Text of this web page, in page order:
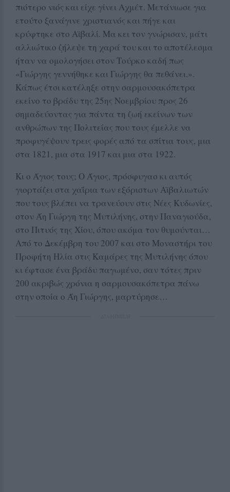
πιότερο νιός και είχε γίνει Αχμέτ. Μετάνιωσε για
ετούτο ξανάγινε χριστιανός και πήγε και
κρύφτηκε στο Αϊβαλί. Μα κει τον γνώρισαν, μάτι
αλλιώτικο ζήλεψε τη χαρά του και το αποτέλεσμα
ήταν να ομολογήσει στον Τούρκο καδή πως
«Γιώργης γεννήθηκε και Γιώργης θα πεθάνει.».
Κάπως έτσι κατέληξε στην σαρμουσακόπετρα
εκείνο το βράδυ της 25ης Νοεμβρίου προς 26
σημαδεύοντας για πάντα τη ζωή εκείνων των
ανθρώπων της Πολιτείας που τους έμελλε να
προφυγέψουν τρεις φορές από τα σπίτια τους, μια
στα 1821, μια στα 1917 και μια στα 1922.
Κι ο Άγιος τους; Ο Άγιος, πρόσφυγασ κι αυτός
γιορτάζει στα χαΐρια των εξόριστων Αϊβαλιωτών
που τους βλέπει να τρανεύουν στις Νέες Κυδωνίες,
στον Άη Γιώργη της Μυτιλήνης, στην Παναγιούδα,
στο Πιτυός της Χίου, όπου ακόμα τον θυμούνται…
Από το Δεκέμβρη του 2007 και στο Μοναστήρι του
Προφήτη Ηλία στις Καμάρες της Μυτιλήνης όπου
κι έφτασε ένα βράδυ παγωμένο, σαν τότες πριν
200 ακριβώς χρόνια η σαρμουσακόπετρα πάνω
στην οποία ο Άη Γιώργης, μαρτύρησε…